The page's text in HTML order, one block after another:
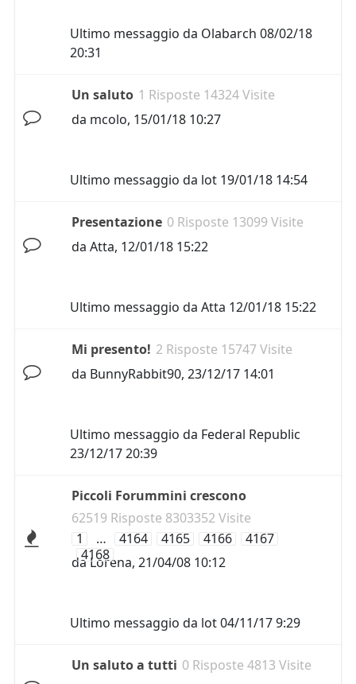
Ultimo messaggio da Olabarch 08/02/18
20:31
Un saluto 1 Risposte 14324 Visite
da mcolo, 15/01/18 10:27
Ultimo messaggio da lot 19/01/18 14:54
Presentazione 0 Risposte 13099 Visite
da Atta, 12/01/18 15:22
Ultimo messaggio da Atta 12/01/18 15:22
Mi presento! 2 Risposte 15747 Visite
da BunnyRabbit90, 23/12/17 14:01
Ultimo messaggio da Federal Republic
23/12/17 20:39
Piccoli Forummini crescono
62519 Risposte 8303352 Visite
1
… 4164 4165 4166
4167
4168
daLorena, 21/04/08 10:12
Ultimo messaggio da lot04/11/17 9:29
Un saluto a tutti 0 Risposte 4813 Visite